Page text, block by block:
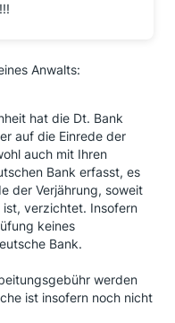
Anwalts:
hat die Dt. Bank
auf die Einrede der
auch mit Ihren
Bank erfasst, es
der Verjährung, soweit
ist, verzichtet. Insofern
keines
Bank.
werden
ist insofern noch nicht